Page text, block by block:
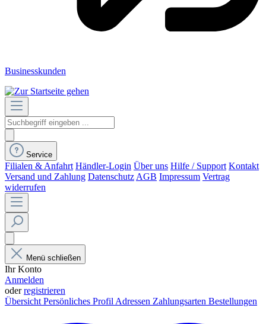
Businesskunden
Service
Filialen & Anfahrt Händler-Login Über uns Hilfe / Support Kontakt
Versand und Zahlung Datenschutz AGB Impressum Vertrag
widerrufen
Menü schließen
Ihr Konto
Anmelden
oderregistrieren
Übersicht Persönliches Profil Adressen Zahlungsarten Bestellungen